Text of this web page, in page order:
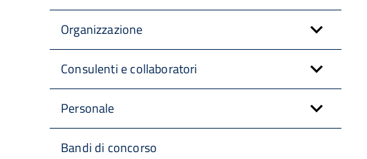
Organizzazione
Consulenti e collaboratori
Personale
Bandi di concorso